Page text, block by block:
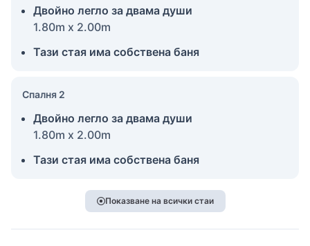
Двойно легло за двама души
1.80m x 2.00m
Тази стая има собствена баня
Спалня 2
Двойно легло за двама души
1.80m x 2.00m
Тази стая има собствена баня
Показване на всички стаи